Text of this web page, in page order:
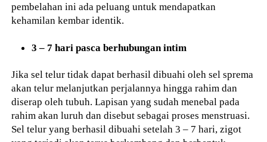
pembelahan ini ada peluang untuk mendapatkan
kehamilan kembar identik.
3 – 7 hari pasca berhubungan intim
Jika sel telur tidak dapat berhasil dibuahi oleh sel sprema
akan telur melanjutkan perjalannya hingga rahim dan
diserap oleh tubuh. Lapisan yang sudah menebal pada
rahim akan luruh dan disebut sebagai proses menstruasi.
Sel telur yang berhasil dibuahi setelah 3 – 7 hari, zigot